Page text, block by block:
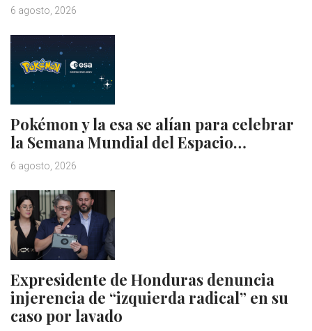
6 agosto, 2026
Pokémon y la esa se alían para celebrar
la Semana Mundial del Espacio…
6 agosto, 2026
Expresidente de Honduras denuncia
injerencia de “izquierda radical” en su
caso por lavado